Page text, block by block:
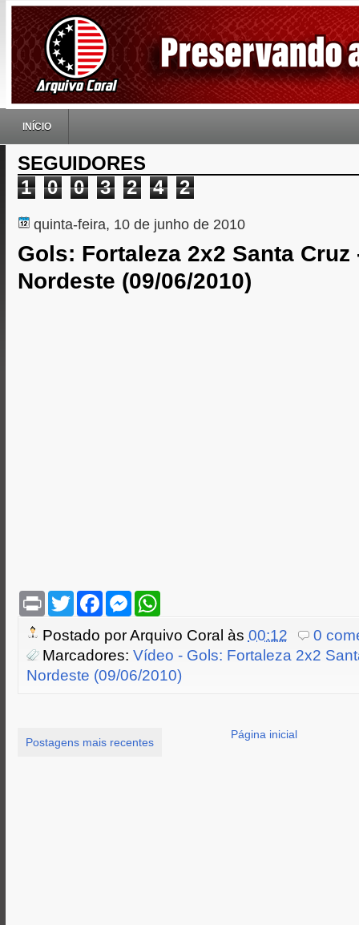
INÍCIO
SEGUIDORES
1
0 0 3 2 4 2
quinta-feira, 10 de junho de 2010
Gols: Fortaleza 2x2 Santa Cruz
Nordeste (09/06/2010)
P
n
t
T
w
t
e
r
F
e
b
o
o
M
s
e
n
g
W
t
A
p
Postado porArquivo Coral às 00:12
0
Marcadores: Vídeo - Gols: Fortaleza 2x2
Nordeste (09/06/2010)
Postagens mais recentes
Página inicial